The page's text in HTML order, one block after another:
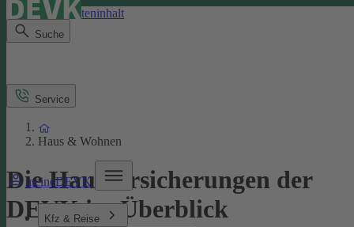
Direkt zum Seiteninhalt
Suche
meineDEVK
Kfz & Reise
Service
Haus & Wohnen
Die Hausversicherungen der
DEVK im Überblick